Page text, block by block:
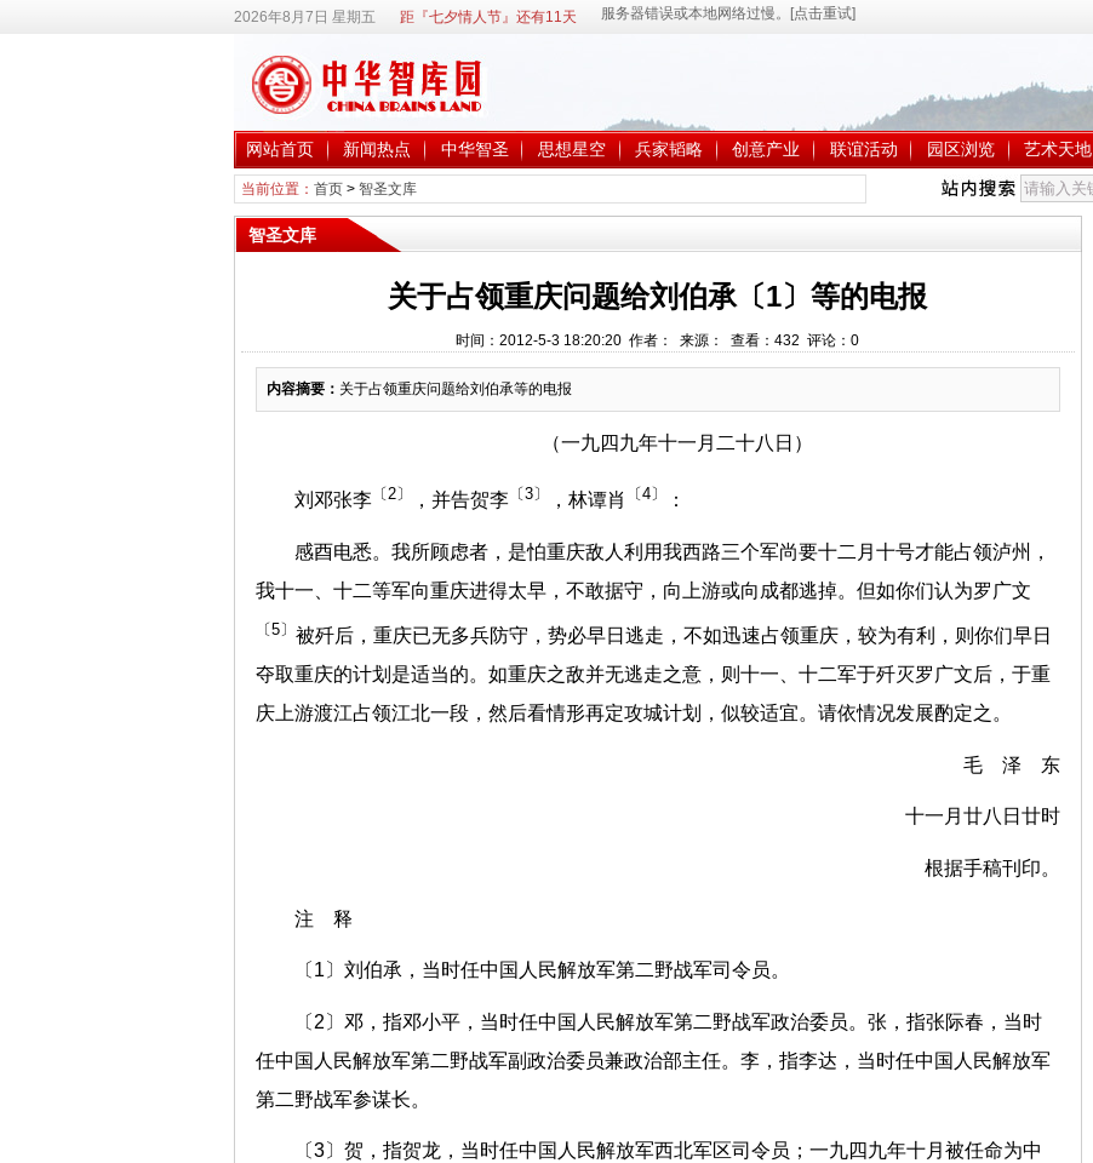
2026年8月7日 星期五 距『七夕情人节』还有11天
网站首页 新闻热点 中华智圣 思想星空 兵家韬略 创意产业 联谊活动 园区浏览 艺术天地
当前位置： 首页> 智圣文库
智圣文库
关于占领重庆问题给刘伯承〔1〕等的电报
时间：2012-5-3 18:20:20 作者： 来源： 查看： 432 评论： 0
内容摘要： 关于占领重庆问题给刘伯承等的电报
（一九四九年十一月二十八日）
刘邓张李 〔2〕 ，并告贺李 〔3〕 ，林谭肖 〔4〕 ：
感酉电悉。我所顾虑者，是怕重庆敌人利用我西路三个军尚要十二月十号才能占领泸州，
我十一、十二等军向重庆进得太早，不敢据守，向上游或向成都逃掉。但如你们认为罗广文
〔5〕 被歼后，重庆已无多兵防守，势必早日逃走，不如迅速占领重庆，较为有利，则你们早日
夺取重庆的计划是适当的。如重庆之敌并无逃走之意，则十一、十二军于歼灭罗广文后，于重
庆上游渡江占领江北一段，然后看情形再定攻城计划，似较适宜。请依情况发展酌定之。
毛 泽 东
十一月廿八日廿时
根据手稿刊印。
注 释
〔1〕刘伯承，当时任中国人民解放军第二野战军司令员。
〔2〕邓，指邓小平，当时任中国人民解放军第二野战军政治委员。张，指张际春，当时
任中国人民解放军第二野战军副政治委员兼政治部主任。李，指李达，当时任中国人民解放军
第二野战军参谋长。
〔3〕贺，指贺龙，当时任中国人民解放军西北军区司令员；一九四九年十月被任命为中